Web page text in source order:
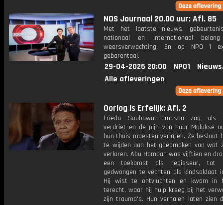
NOS Journaal 20.00 uur: Afl. 85
Met het laatste nieuws,
nationaal en internationaal
weersverwachting. En op NPO 1
gebarentaal.
29-04-2026 20:00 NPO1
Alle afleveringen
Oorlog is Erfelijk: Afl. 2
Frieda Souhuwat-Tomasoa zag
verdriet en de pijn van haar Molukse
hun thuis moesten verlaten. Ze besloot
te wijden aan het goedmaken van wat
verloren. Abu Hamdan was vijftien en
een toekomst als regisseur, tot
gedwongen te vechten als kindsoldaat
Hij wist te ontvluchten en kwam in
terecht, waar hij hulp kreeg bij het
zijn trauma's. Hun verhalen laten zien